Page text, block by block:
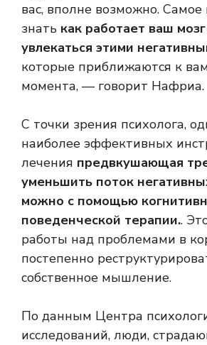
вас, вполне возможно.
знать как работает ваш
увлекаться этими
которые приближаются к
момента, — говорит Нафриа.
С точки зрения психолога,
наиболее эффективных
лечения предвкушающая
уменьшить поток
можно с помощью
поведенческой терапии..
работы над проблемами в
постепенно
собственное мышление.
По данным Центра
исследований, люди,